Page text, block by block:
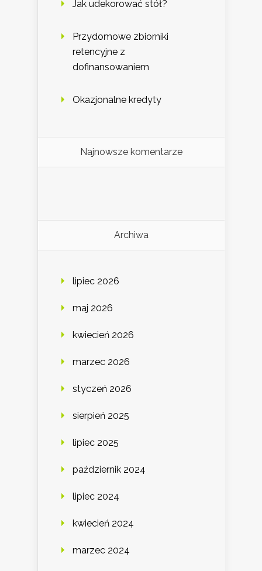
Jak udekorować stół?
Przydomowe zbiorniki
retencyjne z
dofinansowaniem
Okazjonalne kredyty
Najnowsze komentarze
Archiwa
lipiec 2026
maj 2026
kwiecień 2026
marzec 2026
styczeń 2026
sierpień 2025
lipiec 2025
październik 2024
lipiec 2024
kwiecień 2024
marzec 2024